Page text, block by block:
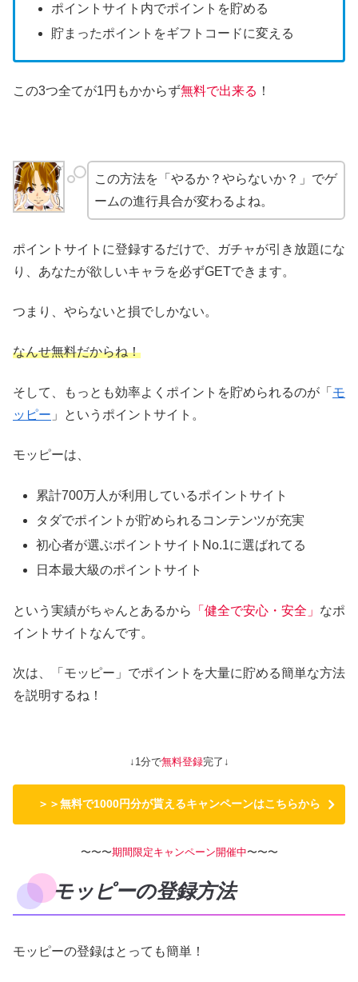
ポイントサイト内でポイントを貯める
貯まったポイントをギフトコードに変える
この3つ全てが1円もかからず無料で出来る ！
この方法を「やるか？やらないか？」でゲ
ームの進行具合が変わるよね。
ポイントサイトに登録するだけで、ガチャが引き放題にな
り、あなたが欲しいキャラを必ずGETできます。
つまり、やらないと損でしかない。
なんせ無料だからね！
そして、もっとも効率よくポイントを貯められるのが「 モ
ッピー 」というポイントサイト。
モッピーは、
累計700万人が利用しているポイントサイト
タダでポイントが貯められるコンテンツが充実
初心者が選ぶポイントサイトNo.1に選ばれてる
日本最大級のポイントサイト
という実績がちゃんとあるから 「健全で安心・安全」 なポ
イントサイトなんです。
次は、「モッピー」でポイントを大量に貯める簡単な方法
を説明するね！
↓1分で無料登録完了↓
＞＞無料で1000円分が貰えるキャンペーンはこちらから
〜〜〜期間限定キャンペーン開催中〜〜〜
モッピーの登録方法
モッピーの登録はとっても簡単！